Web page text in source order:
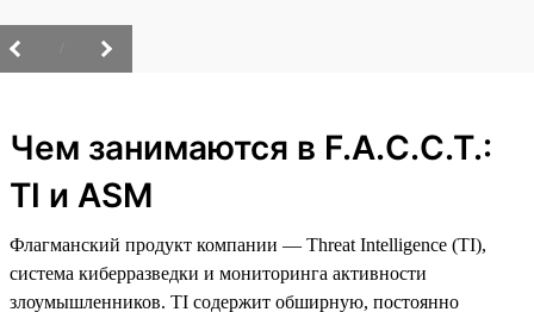
Чем занимаются в F.A.C.C.T.:
TI и ASM
Флагманский продукт компании — Threat Intelligence (TI),
система киберразведки и мониторинга активности
злоумышленников. TI содержит обширную, постоянно